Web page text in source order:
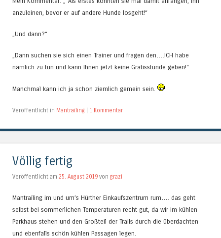
anzuleinen, bevor er auf andere Hunde losgeht!“
„Und dann?“
„Dann suchen sie sich einen Trainer und fragen den….ICH habe
nämlich zu tun und kann Ihnen jetzt keine Gratisstunde geben!“
Manchmal kann ich ja schon ziemlich gemein sein.
Veröffentlicht in Mantrailing | 1 Kommentar
Völlig fertig
Veröffentlicht am 25. August 2019 von grazi
Mantrailing im und um’s Hürther Einkaufszentrum rum…. das geht
selbst bei sommerlichen Temperaturen recht gut, da wir im kühlen
Parkhaus stehen und den Großteil der Trails durch die überdachten
und ebenfalls schön kühlen Passagen legen.